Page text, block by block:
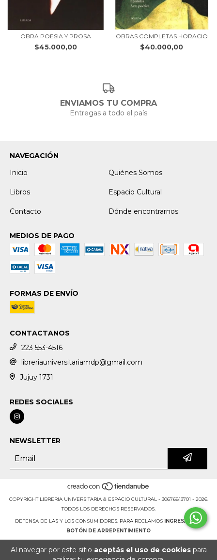
Al navegar por este sitio aceptás el uso de cookiespara
OBRA POESIA Y PROSA
$45.000,00
OBRAS COMPLETAS HORACIO
$40.000,00
ENVIAMOS TU COMPRA
Entregas a todo el país
NAVEGACIÓN
Inicio
Quiénes Somos
Libros Espacio Cultural
Contacto Dónde encontrarnos
MEDIOS DE PAGO
FORMAS DE ENVÍO
CONTACTANOS
223 553-4516
libreriauniversitariamdp@gmail.com
Jujuy 1731
REDES SOCIALES
NEWSLETTER
COPYRIGHT LIBRERIA UNIVERSITARIA & ESPACIO CULTURAL - 30676813701 - 2026.
TODOS LOS DERECHOS RESERVADOS.
DEFENSA DE LAS Y LOS CONSUMIDORES. PARA RECLAMOS INGRESÁ ACÁ.
BOTÓN DE ARREPENTIMIENTO